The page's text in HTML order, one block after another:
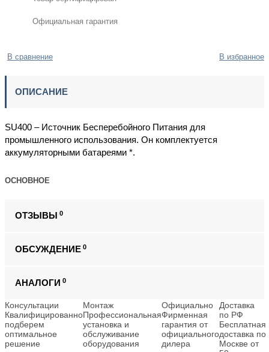
В сравнение В избранное
Официальная гарантия
ОПИСАНИЕ
SU400 – Источник Бесперебойного Питания для
промышленного использования. Он комплектуется
аккумуляторными батареями *.
ОСНОВНОЕ
ОТЗЫВЫ 0
ОБСУЖДЕНИЕ 0
АНАЛОГИ 0
Консультации
Квалифицированно
подберем
оптимальное
решение
Монтаж
Профессиональная
установка и
обслуживание
оборудования
Официально
Фирменная
гарантия от
официального
дилера
Доставка
по РФ
Бесплатная
доставка по
Москве от